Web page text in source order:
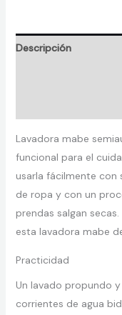
Blanca
Descripción
Lavadora mabe
funcional para el
usarla fácilmente con
de ropa y con un
prendas salgan
esta lavadora mabe
Practicidad
Un lavado propundo
corrientes de agua